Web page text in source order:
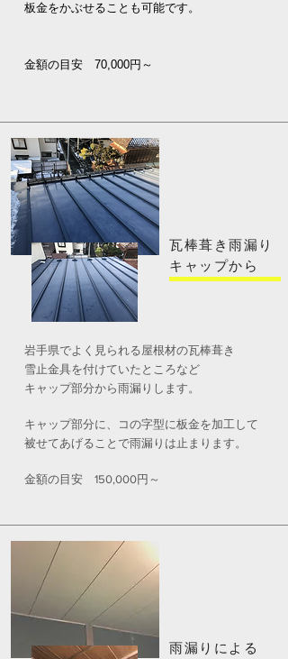
板金をかぶせることも可能です。
金額の目安 70,000円～
瓦棒葺き雨漏り
​キャップから
岩手県でよく見られる屋根材の瓦棒葺き
雪止金具を付けていたところなど
キャップ部分から雨漏りします。
キャップ部分に、コの字型に板金を加工して
被せてあげることで雨漏りは止まります。
​金額の目安 150,000円～
雨漏りによる